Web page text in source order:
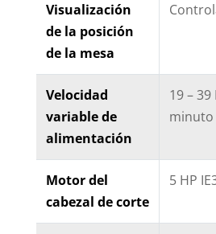
Visualización
de la posición
de la mesa
Velocidad
variable de
alimentación
19 –
minuto
Motor del
cabezal de corte
5 HP